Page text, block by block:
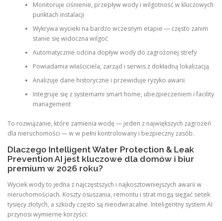
Monitoruje ciśnienie, przepływ wody i wilgotność w kluczowych
punktach instalacji
Wykrywa wycieki na bardzo wczesnym etapie — często zanim
stanie się widoczna wilgoć
Automatycznie odcina dopływ wody do zagrożonej strefy
Powiadamia właściciela, zarząd i serwis z dokładną lokalizacją
Analizuje dane historyczne i przewiduje ryzyko awarii
Integruje się z systemami smart home, ubezpieczeniem i facility
management
To rozwiązanie, które zamienia wodę — jeden z największych zagrożeń
dla nieruchomości — w w pełni kontrolowany i bezpieczny zasób.
Dlaczego Intelligent Water Protection & Leak
Prevention AI jest kluczowe dla domów i biur
premium w 2026 roku?
Wyciek wody to jedna z najczęstszych i najkosztowniejszych awarii w
nieruchomościach. Koszty osuszania, remontu i strat mogą sięgać setek
tysięcy złotych, a szkody często są nieodwracalne. Inteligentny system AI
przynosi wymierne korzyści: